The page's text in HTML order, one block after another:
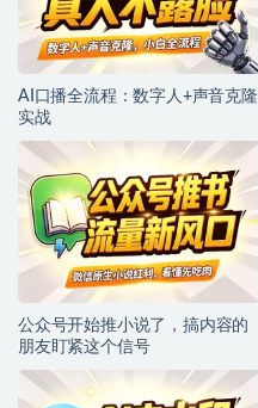
AI口播全流程：数字人+声音克隆
实战
公众号开始推小说了，搞内容的
朋友盯紧这个信号